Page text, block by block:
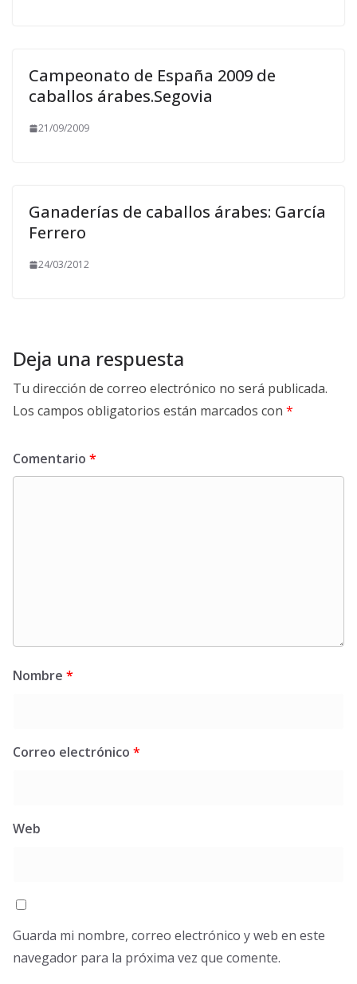
Campeonato de España 2009 de
caballos árabes.Segovia
21/09/2009
Ganaderías de caballos árabes: García
Ferrero
24/03/2012
Deja una respuesta
Tu dirección de correo electrónico no será publicada.
Los campos obligatorios están marcados con *
Comentario *
Nombre *
Correo electrónico *
Web
Guarda mi nombre, correo electrónico y web en este
navegador para la próxima vez que comente.